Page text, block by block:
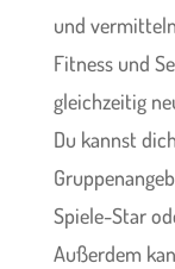
und
Fitness und
gleichzeitig
Du kannst
Spiele-Star
Außerdem